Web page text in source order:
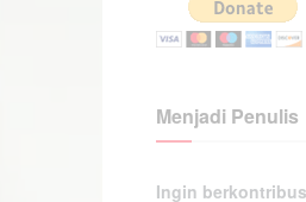
Menjadi Penulis
Ingin